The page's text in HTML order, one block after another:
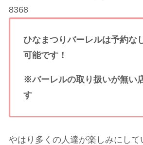
8368
ひなまつりバーレルは予約な
可能です！
※バーレルの取り扱いが無い
す
やはり多くの人達が楽しみにして